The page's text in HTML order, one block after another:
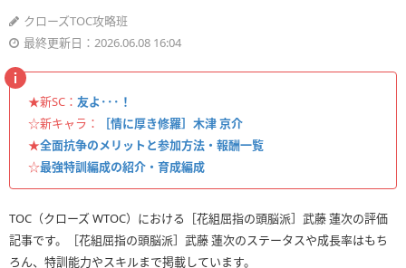
クローズTOC攻略班
最終更新日：2026.06.08 16:04
★新SC： 友よ･･･！
☆新キャラ：
［情に厚き修羅］木津 京介
★全面抗争のメリットと参加方法・報酬一覧
☆最強特訓編成の紹介・育成編成
TOC（クローズ WTOC）における［花組屈指の頭脳派］武藤 蓮次の評価
記事です。［花組屈指の頭脳派］武藤 蓮次のステータスや成長率はもち
ろん、特訓能力やスキルまで掲載しています。